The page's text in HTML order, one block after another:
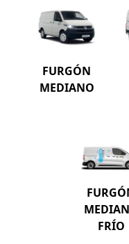
FURGÓN
MEDIANO
FRÍO